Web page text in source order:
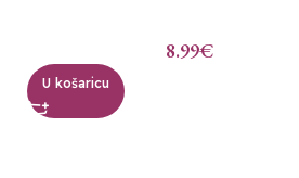
8.99€
U košaricu